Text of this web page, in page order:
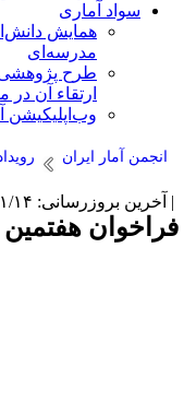
سواد آماری
همایش
مدرسه‌ای
طرح پژوهشی
ارتقاء آن در
وب‌اپلیکیشن
انجمن آمار ایران
بروزرسانی: ۱۴۰۵/۱/۱۴ |
هفتمین